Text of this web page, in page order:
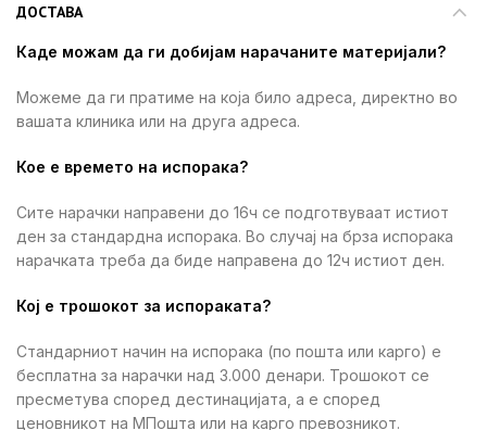
ДОСТАВА
Каде можам да ги добијам нарачаните материјали?
Можеме да ги пратиме на која било адреса, директно во
вашата клиника или на друга адреса.
Кое е времето на испорака?
Сите нарачки направени до 16ч се подготвуваат истиот
ден за стандардна испорака. Во случај на брза испорака
нарачката треба да биде направена до 12ч истиот ден.
Кој е трошокот за испораката?
Стандарниот начин на испорака (по пошта или карго) е
бесплатна за нарачки над 3.000 денари. Трошокот се
пресметува според дестинацијата, а е според
ценовникот на МПошта или на карго превозникот.